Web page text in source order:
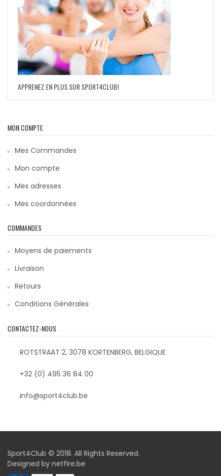
APPRENEZ EN PLUS SUR SPORT4CLUB!
MON COMPTE
Mes Commandes
Mon compte
Mes adresses
Mes coordonnées
COMMANDES
Moyens de paiements
Livraison
Retours
Conditions Générales
CONTACTEZ-NOUS
ROTSTRAAT 2, 3078 KORTENBERG, BELGIQUE
+32 (0) 495 36 84 00
info@sport4club.be
Sport4Club © 2018. All Rights Reserved.
Designed by netfire.be